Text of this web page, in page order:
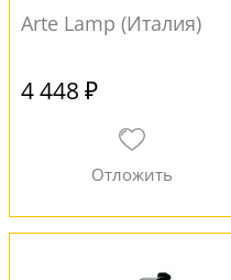
Arte Lamp (Италия)
4 448 ₽